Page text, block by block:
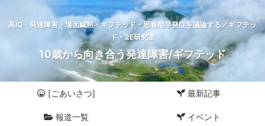
高IQ・発達障害・場面緘黙・ギフテッド・思春期早発症を議論する／ギフテッ
ド・2E研究室
10歳から向き合う発達障害/ギフテッド
[ごあいさつ] 最新記事
報道一覧 イベント